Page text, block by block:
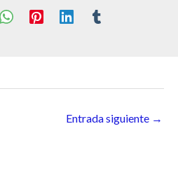
Entrada siguiente →